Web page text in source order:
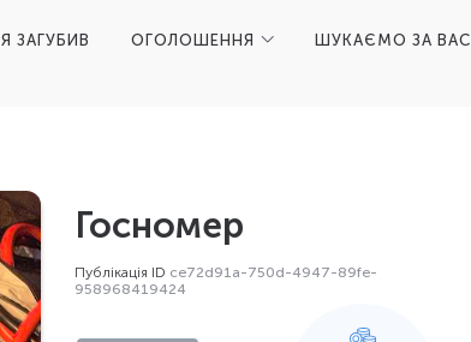
Я ЗАГУБИВ ОГОЛОШЕННЯ ШУКАЄМО ЗА ВАС
Госномер
Публікація ID ce72d91a-750d-4947-89fe-
958968419424